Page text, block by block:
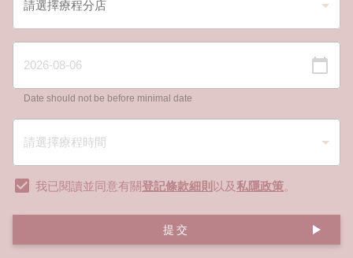
Date should not be before minimal date
我已閱讀並同意有關登記條款細則以及私隱政策。
提交